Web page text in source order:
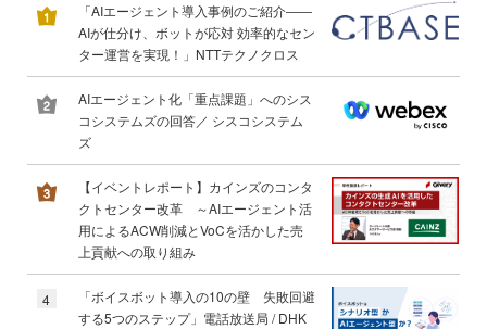
「AIエージェント導入事例のご紹介――
AIが仕分け、ボットが応対 効率的なセン
ター運営を実現！」NTTテクノクロス
AIエージェント化「重点課題」へのシス
コシステムズの回答／ シスコシステム
ズ
【イベントレポート】カインズのコンタ
クトセンター改革 ～AIエージェント活
用によるACW削減とVoCを活かした売
上貢献への取り組み
4
「ボイスボット導入の10の壁 失敗回避
する5つのステップ」電話放送局 / DHK